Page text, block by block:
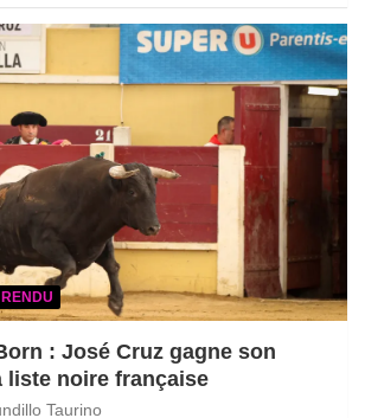
: José Cruz gagne son
liste noire française
Taurino